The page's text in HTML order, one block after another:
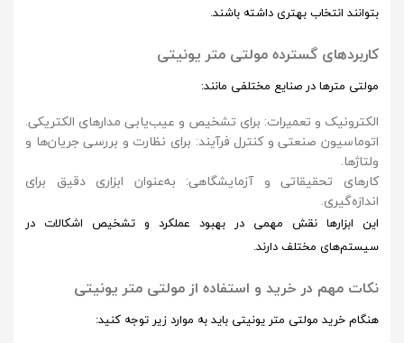
بتوانند انتخاب بهتری داشته باشند.
کاربردهای گسترده مولتی متر یونیتی
مولتی مترها در صنایع مختلفی مانند:
الکترونیک و تعمیرات: برای تشخیص و عیب‌یابی مدارهای الکتریکی.
اتوماسیون صنعتی و کنترل فرآیند: برای نظارت و بررسی جریان‌ها و
ولتاژها.
کارهای تحقیقاتی و آزمایشگاهی: به‌عنوان ابزاری دقیق برای
اندازه‌گیری.
این ابزارها نقش مهمی در بهبود عملکرد و تشخیص اشکالات در
سیستم‌های مختلف دارند.
نکات مهم در خرید و استفاده از مولتی متر یونیتی
هنگام خرید مولتی متر یونیتی باید به موارد زیر توجه کنید: